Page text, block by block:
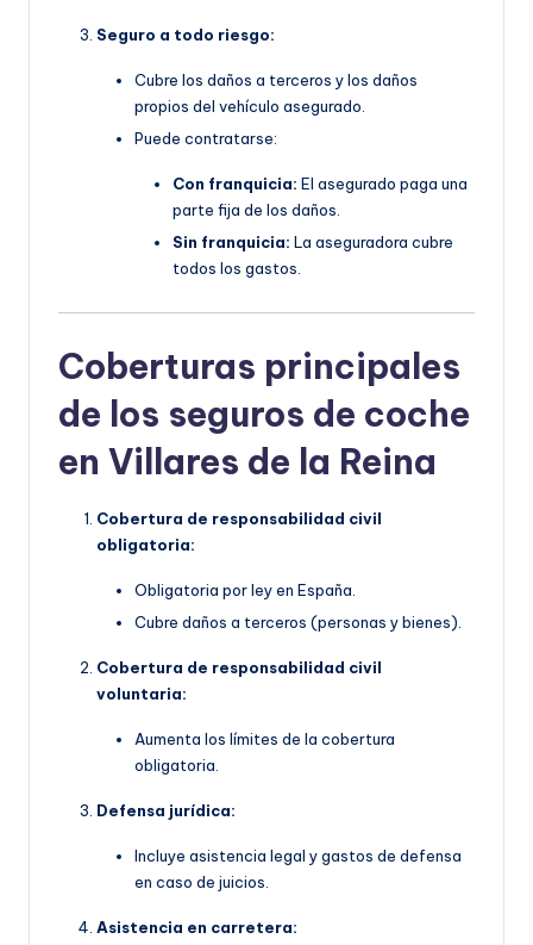
Seguro a todo riesgo:
Cubre los daños a terceros y los daños
propios del vehículo asegurado.
Puede contratarse:
Con franquicia: El asegurado paga una
parte fija de los daños.
Sin franquicia: La aseguradora cubre
todos los gastos.
Coberturas principales
de los seguros de coche
en Villares de la Reina
Cobertura de responsabilidad civil
obligatoria:
Obligatoria por ley en España.
Cubre daños a terceros (personas y bienes).
Cobertura de responsabilidad civil
voluntaria:
Aumenta los límites de la cobertura
obligatoria.
Defensa jurídica:
Incluye asistencia legal y gastos de defensa
en caso de juicios.
Asistencia en carretera: